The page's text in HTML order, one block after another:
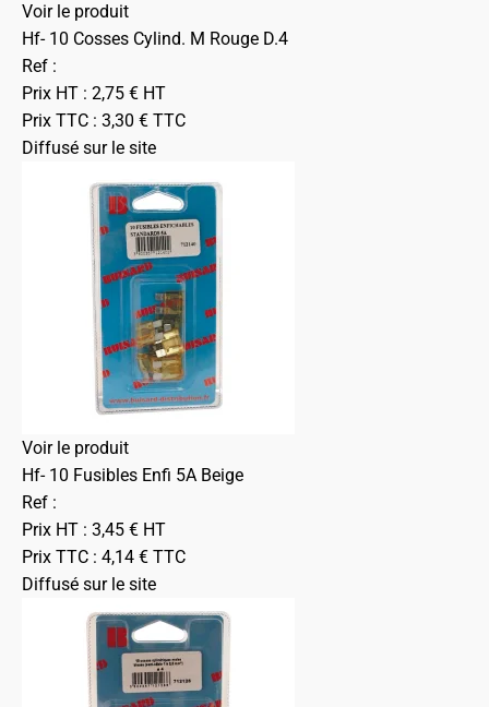
Voir le produit
Hf- 10 Cosses Cylind. M Rouge D.4
Ref :
Prix HT : 2,75 € HT
Prix TTC : 3,30 € TTC
Diffusé sur le site
Voir le produit
Hf- 10 Fusibles Enfi 5A Beige
Ref :
Prix HT : 3,45 € HT
Prix TTC : 4,14 € TTC
Diffusé sur le site